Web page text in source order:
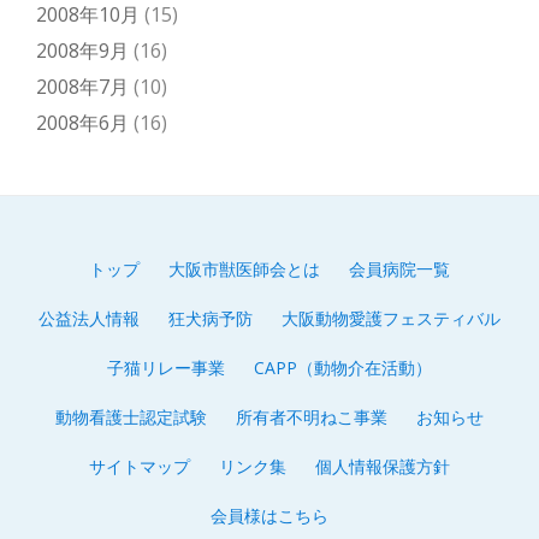
2008年10月 (15)
2008年9月 (16)
2008年7月 (10)
2008年6月 (16)
ニ
トップ 大阪市獣医師会とは 会員病院一覧
公益法人情報 狂犬病予防 大阪動物愛護フェスティバル
子猫リレー事業 CAPP（動物介在活動）
動物看護士認定試験 所有者不明ねこ事業 お知らせ
サイトマップ リンク集 個人情報保護方針
会員様はこちら